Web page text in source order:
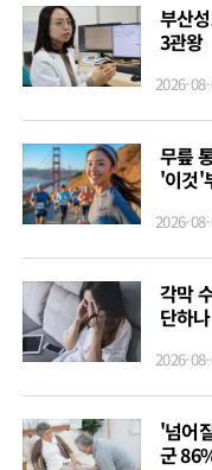
부산
3관왕
2026-
무릎
'이것'
2026-
각막
단하나
2026-
'넘어
군